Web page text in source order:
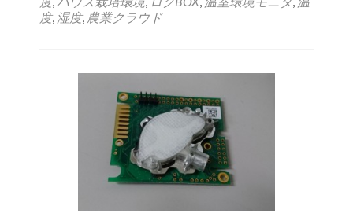
【あ
度, 湿度, 農業クラウド